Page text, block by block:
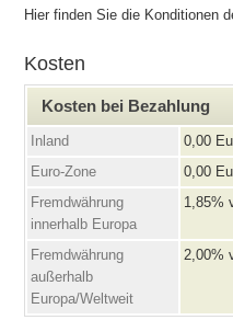
Hier finden Sie die Konditionen
Kosten
Kosten bei Bezahlung
Inland
0,00
Euro-Zone
0,00
Fremdwährung
innerhalb Europa
1,85%
Fremdwährung
außerhalb
Europa/Weltweit
2,00%